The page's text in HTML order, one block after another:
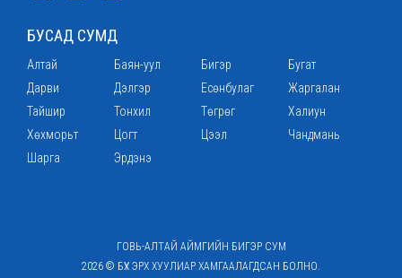
БУСАД СУМД
Алтай Баян-уул Бигэр
Бугат
Дарви
Дэлгэр Есөнбулаг
Жаргалан
Тайшир
Тонхил Төгрөг
Халиун
Хөхморьт
Цогт Цээл
Чандмань
Шарга
Эрдэнэ
ГОВЬ-АЛТАЙ АЙМГИЙН БИГЭР СУМ
2026 © БҮХ ЭРХ ХУУЛИАР ХАМГААЛАГДСАН БОЛНО.